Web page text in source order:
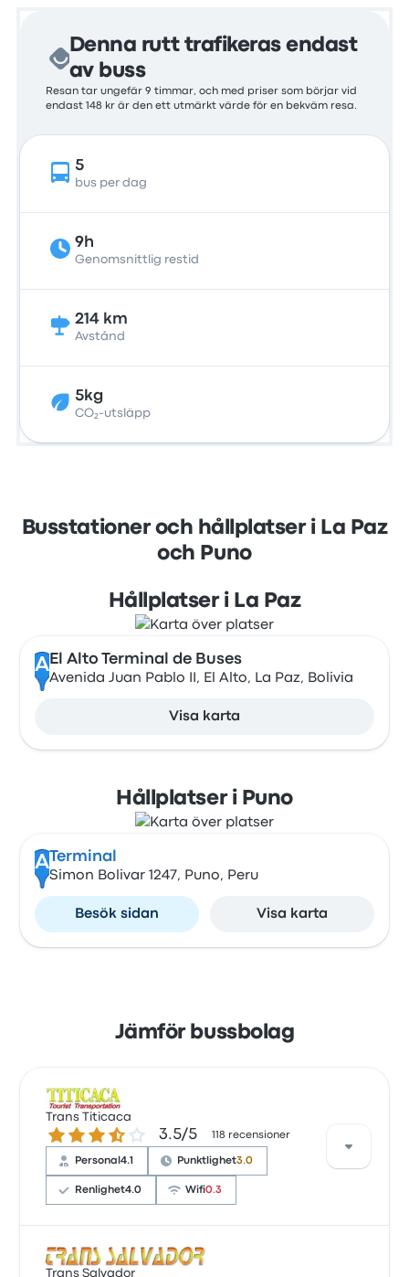
Denna rutt trafikeras endast
av buss
Resan tar ungefär 9 timmar, och med priser som börjar vid
endast 148 kr är den ett utmärkt värde för en bekväm resa.
5
bus per dag
9h
Genomsnittlig restid
214 km
Avstånd
5kg
CO₂-utsläpp
Busstationer och hållplatser i La Paz
och Puno
Hållplatser i La Paz
A El Alto Terminal de Buses
Avenida Juan Pablo II, El Alto, La Paz, Bolivia
Visa karta
Hållplatser i Puno
A Terminal
Simon Bolivar 1247, Puno, Peru
Besök sidan Visa karta
Jämför bussbolag
Trans Titicaca
3.5 ur 5 stjärnor 3.5/5 118 recensioner
Personal4.1 Punktlighet3.0
Renlighet4.0 Wifi0.3
Baserat på 118 recensioner har företaget 3.5 stjärnor
på Busbud. Resenärerna var särskilt nöjda med
Trans Salvador